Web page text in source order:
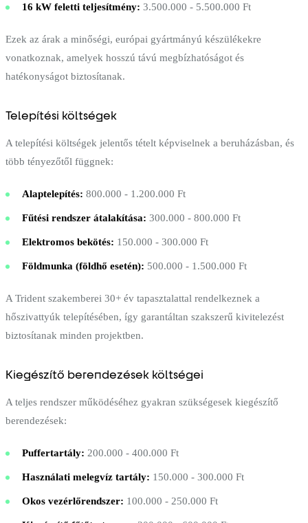
16 kW feletti teljesítmény: 3.500.000 - 5.500.000 Ft
Ezek az árak a minőségi, európai gyártmányú készülékekre
vonatkoznak, amelyek hosszú távú megbízhatóságot és
hatékonyságot biztosítanak.
Telepítési költségek
A telepítési költségek jelentős tételt képviselnek a beruházásban, és
több tényezőtől függnek:
Alaptelepítés: 800.000 - 1.200.000 Ft
Fűtési rendszer átalakítása: 300.000 - 800.000 Ft
Elektromos bekötés: 150.000 - 300.000 Ft
Földmunka (földhő esetén): 500.000 - 1.500.000 Ft
A Trident szakemberei 30+ év tapasztalattal rendelkeznek a
hőszivattyúk telepítésében, így garantáltan szakszerű kivitelezést
biztosítanak minden projektben.
Kiegészítő berendezések költségei
A teljes rendszer működéséhez gyakran szükségesek kiegészítő
berendezések:
Puffertartály: 200.000 - 400.000 Ft
Használati melegvíz tartály: 150.000 - 300.000 Ft
Okos vezérlőrendszer: 100.000 - 250.000 Ft